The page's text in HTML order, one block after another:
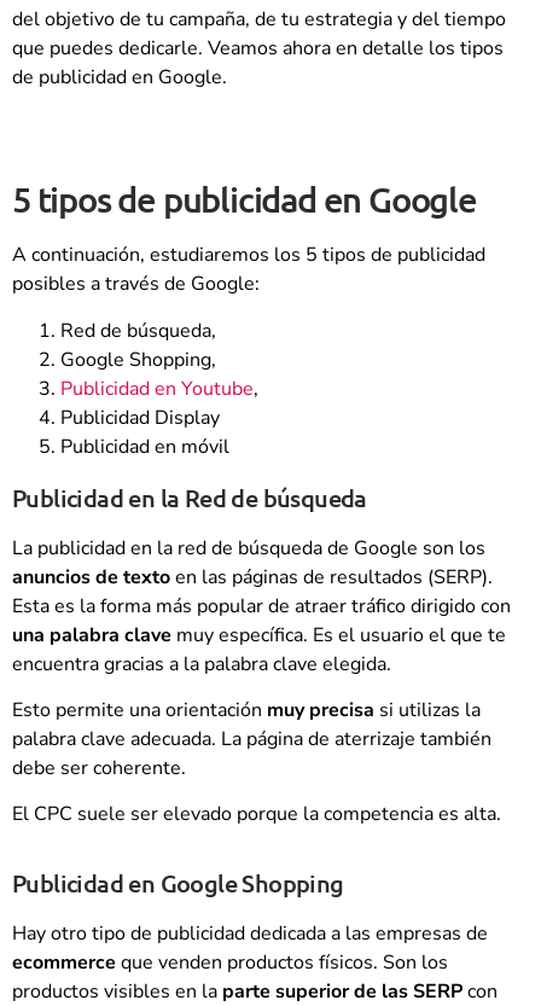
del objetivo de tu campaña, de tu estrategia y del tiempo
que puedes dedicarle. Veamos ahora en detalle los tipos
de publicidad en Google.
5 tipos de publicidad en Google
A continuación, estudiaremos los 5 tipos de publicidad
posibles a través de Google:
Red de búsqueda,
Google Shopping,
Publicidad en Youtube,
Publicidad Display
Publicidad en móvil
Publicidad en la Red de búsqueda
La publicidad en la red de búsqueda de Google son los
anuncios de textoen las páginas de resultados (SERP).
Esta es la forma más popular de atraer tráfico dirigido con
una palabra clave muy específica. Es el usuario el que te
encuentra gracias a la palabra clave elegida.
Esto permite una orientación muy precisa si utilizas la
palabra clave adecuada. La página de aterrizaje también
debe ser coherente.
El CPC suele ser elevado porque la competencia es alta.
Publicidad en Google Shopping
Hay otro tipo de publicidad dedicada a las empresas de
ecommerce que venden productos físicos. Son los
productos visibles en la parte superior de las SERPcon